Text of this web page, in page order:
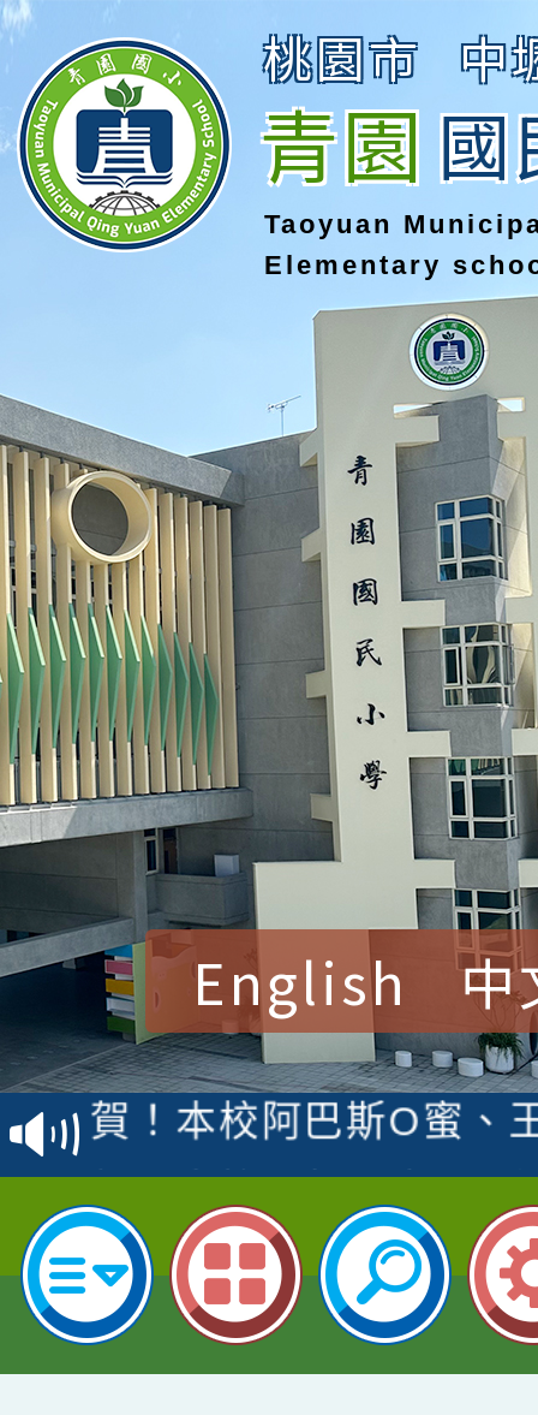
桃園市 中
青園國
Taoyuan
Elementary
English 中
賀！本校參加桃園市中
賽 洪綺君教師榮獲社
賀！本校阿巴斯O蜜、
倩參加桃園市科展 國
名 指導老師王老師、
賀！本校四年二班張O
園市英語競賽國小朗讀
指導老師林老師
賀！本校參加桃園市中
賽 劉文瑛教師榮獲教
臺灣台語-第二名
賀！本校參與2026世
市賽榮獲科學小創客佳
賀！本校參加桃園市中